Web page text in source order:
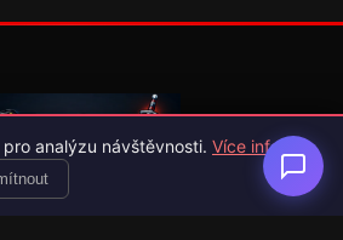
videoher. Novinky, recenze a česko-
překlady her.
analýzu návštěvnosti. Více info